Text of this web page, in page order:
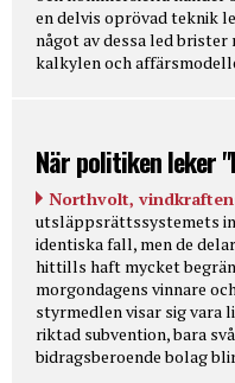
en delvis oprövad teknik
något av dessa led
kalkylen och
När politiken leker
Northvolt,
utsläppsrättssystemets
identiska fall, men de
hittills haft mycket
morgondagens vinnare
styrmedlen visar sig vara
riktad subvention, bara
bidragsberoende bolag